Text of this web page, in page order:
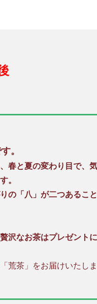
。
春と夏の変わり目で、
。
の「八」が二つあるこ
沢なお茶はプレゼントに
荒茶」をお届けいたしま